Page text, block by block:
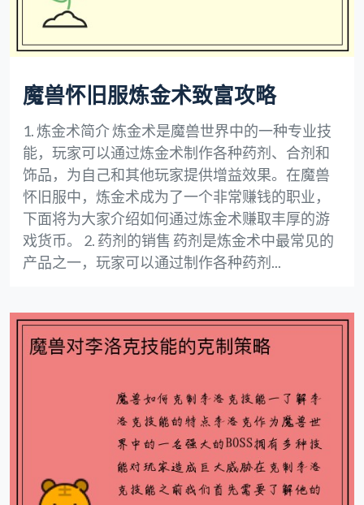
魔兽怀旧服炼金术致富攻略
1. 炼金术简介 炼金术是魔兽世界中的一种专业技
能，玩家可以通过炼金术制作各种药剂、合剂和
饰品，为自己和其他玩家提供增益效果。在魔兽
怀旧服中，炼金术成为了一个非常赚钱的职业，
下面将为大家介绍如何通过炼金术赚取丰厚的游
戏货币。 2. 药剂的销售 药剂是炼金术中最常见的
产品之一，玩家可以通过制作各种药剂...